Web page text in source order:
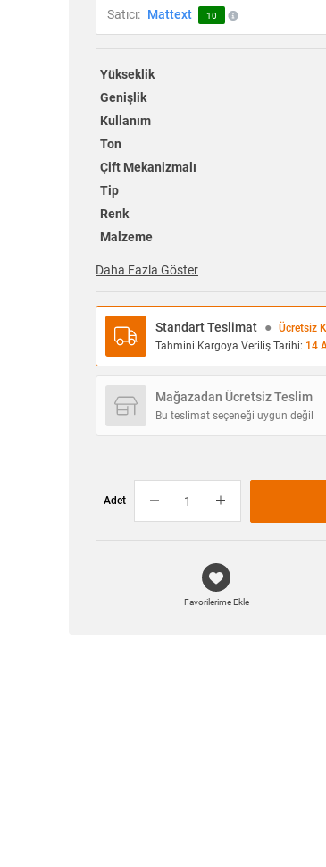
Satıcı: Mattext 10
Yükseklik
Genişlik
Kullanım
Ton
Çift Mekanizmalı
Tip
Renk
Malzeme
Daha Fazla Göster
Standart Teslimat ●
Ücretsiz
Tahmini Kargoya Veriliş Tarihi: 14
Mağazadan Ücretsiz Teslim
Bu teslimat seçeneği uygun değil
Adet
Favorilerime Ekle